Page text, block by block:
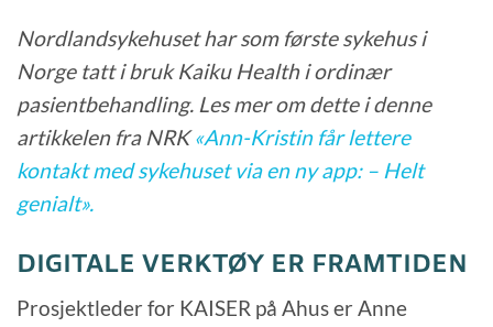
Nordlandsykehuset har som første sykehus i
Norge tatt i bruk Kaiku Health i ordinær
pasientbehandling. Les mer om dette i denne
artikkelen fra NRK«Ann-Kristin får lettere
kontakt med sykehuset via en ny app: – Helt
genialt».
DIGITALE VERKTØY ER FRAMTIDEN
Prosjektleder for KAISER på Ahus er Anne